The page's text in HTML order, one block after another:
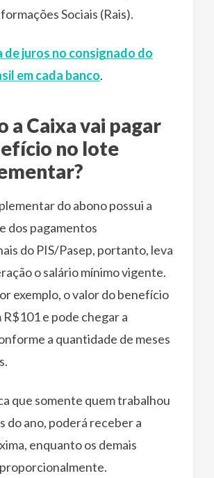
Sociais (Rais).
de juros no consignado do
em cada banco.
a Caixa vai pagar
no lote
do abono possui a
dos pagamentos
do PIS/Pasep, portanto, leva
o salário mínimo vigente.
exemplo, o valor do benefício
R$101 e pode chegar a
a quantidade de meses
que somente quem trabalhou
do ano, poderá receber a
enquanto os demais